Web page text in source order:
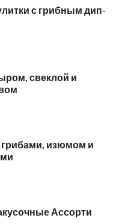
с грибным дип-
свеклой и
грибами, изюмом и
Ассорти